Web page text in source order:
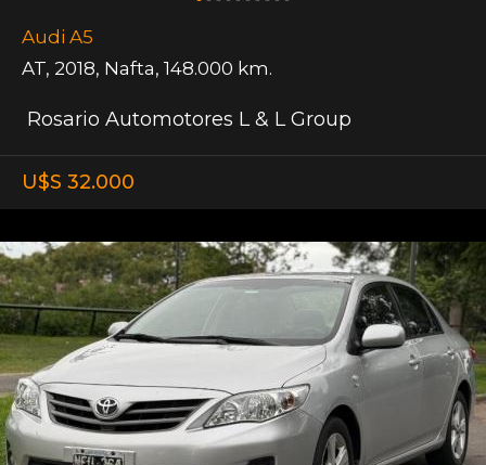
Audi A5
AT, 2018, Nafta, 148.000 km.
Rosario Automotores L & L Group
U$S 32.000